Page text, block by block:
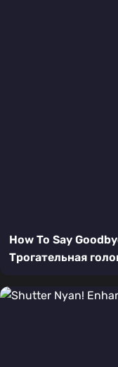
How To Say
Трогательная